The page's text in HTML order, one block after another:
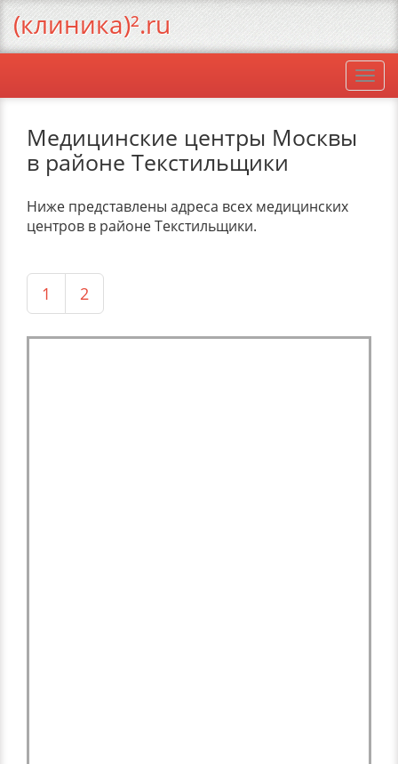
Медицинские центры Москвы
в районе Текстильщики
Ниже представлены адреса всех медицинских
центров в районе Текстильщики.
1 2
(клиника)².ru